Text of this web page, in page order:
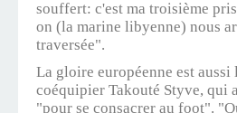
souffert: c'est ma troisième
on (la marine libyenne) nous
traversée".
La gloire européenne est aussi
coéquipier Takouté Styve, qui
"pour se consacrer au foot".